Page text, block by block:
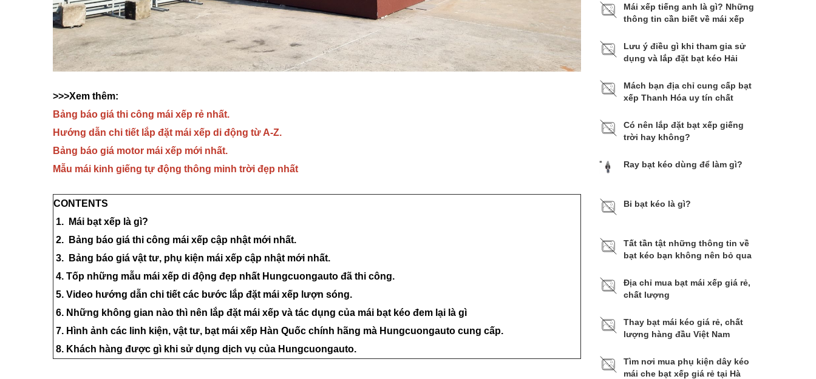
>>>Xem thêm:
Bảng báo giá thi công mái xếp rẻ nhất.
Hướng dẫn chi tiết lắp đặt mái xếp di động từ A-Z.
Bảng báo giá motor mái xếp mới nhất.
Mẫu mái kinh giếng tự động thông minh trời đẹp nhất
CONTENTS
1. Mái bạt xếp là gì?
2. Bảng báo giá thi công mái xếp cập nhật mới nhất.
3. Bảng báo giá vật tư, phụ kiện mái xếp cập nhật mới nhất.
4. Tốp những mẫu mái xếp di động đẹp nhất Hungcuongauto đã thi công.
5. Video hướng dẫn chi tiết các bước lắp đặt mái xếp lượn sóng.
6. Những không gian nào thì nên lắp đặt mái xếp và tác dụng của mái bạt kéo đem lại là gì
7. Hình ảnh các linh kiện, vật tư, bạt mái xếp Hàn Quốc chính hãng mà Hungcuongauto cung cấp.
8. Khách hàng được gì khi sử dụng dịch vụ của Hungcuongauto.
Mái xếp tiếng anh là gì? Những
thông tin cần biết về mái xếp
Lưu ý điều gì khi tham gia sử
dụng và lắp đặt bạt kéo Hải
Mách bạn địa chỉ cung cấp bạt
xếp Thanh Hóa uy tín chất
Có nên lắp đặt bạt xếp giếng
trời hay không?
Ray bạt kéo dùng để làm gì?
Bi bạt kéo là gì?​​​​​​​
Tất tần tật những thông tin về
bạt kéo bạn không nên bỏ qua
Địa chỉ mua bạt mái xếp giá rẻ,
chất lượng
Thay bạt mái kéo giá rẻ, chất
lượng hàng đầu Việt Nam
Tìm nơi mua phụ kiện dây kéo
mái che bạt xếp giá rẻ tại Hà